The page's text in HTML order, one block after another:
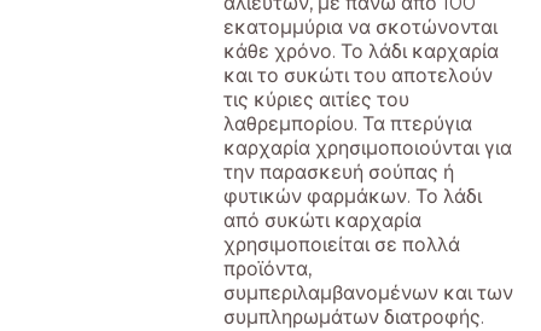
εκατομμύρια να σκοτώνονται
κάθε χρόνο. Το λάδι καρχαρία
και το συκώτι του αποτελούν
τις κύριες αιτίες του
λαθρεμπορίου. Τα πτερύγια
καρχαρία χρησιμοποιούνται για
την παρασκευή σούπας ή
φυτικών φαρμάκων. Το λάδι
από συκώτι καρχαρία
χρησιμοποιείται σε πολλά
προϊόντα,
συμπεριλαμβανομένων και των
συμπληρωμάτων διατροφής.